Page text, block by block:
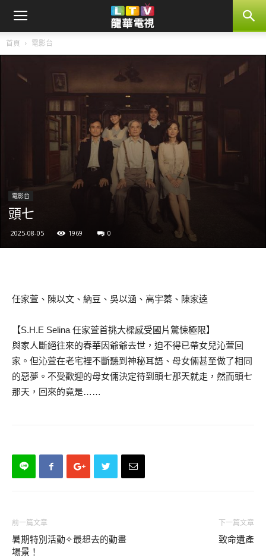
首頁 電影台
電影台
頭七
2025-08-05 1969 0
任家萱、陳以文、納豆、吳以涵、高宇蓁、陳家逵
【S.H.E Selina 任家萱首挑大樑感受國片驚悚極限】
與家人斷絕往來的春華因爺爺去世，迫不得已帶女兒沁萱回
家。但沁萱在老宅裡不斷聽到神秘耳語、母女倆甚至做了相同
的惡夢。不受歡迎的母女倆決定待到頭七那天就走，然而頭七
那天，回來的竟是……
前一篇文章
暑期特別活動✧最想去的動畫
場景！
下一篇文章
致命遺產